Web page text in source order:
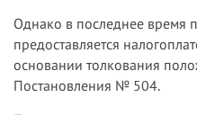
Однако в последнее время
предоставляется
основании толкования
Постановления № 504.